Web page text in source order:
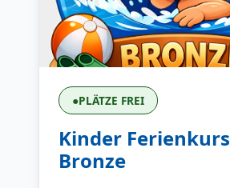
●PLÄTZE FREI
Kinder Ferienkurs
Bronze